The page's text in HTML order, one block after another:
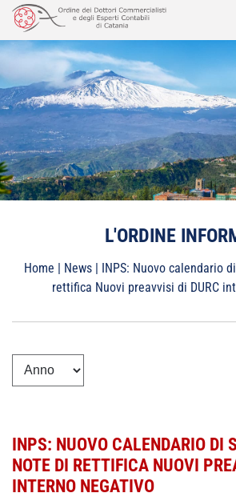
Vai
contenuto
L'ORDINE
Home | News | INPS: Nuovo calendario
rettifica Nuovi preavvisi di DURC
INPS: NUOVO CALENDARIO DI
NOTE DI RETTIFICA NUOVI
INTERNO NEGATIVO